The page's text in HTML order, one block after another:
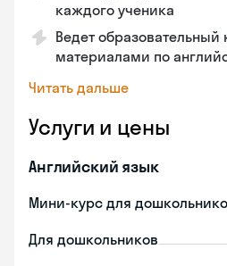
каждого ученика
Ведет
материалами по
Читать дальше
Услуги и цены
Английский язык
Мини-курс для
Для дошкольников